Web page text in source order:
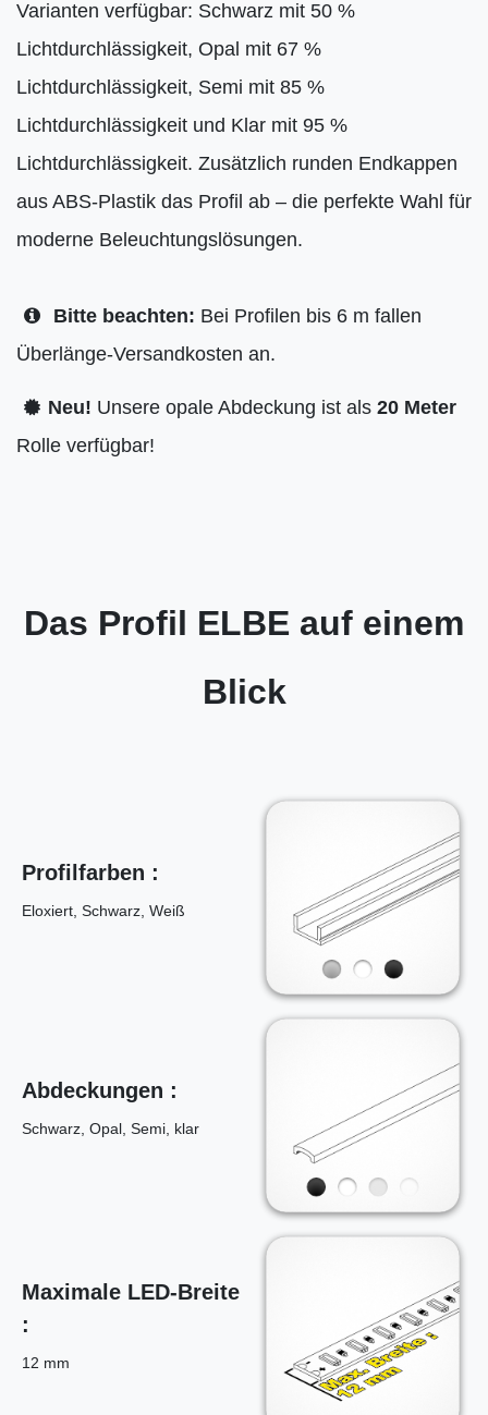
Varianten verfügbar: Schwarz mit 50 %
Lichtdurchlässigkeit, Opal mit 67 %
Lichtdurchlässigkeit, Semi mit 85 %
Lichtdurchlässigkeit und Klar mit 95 %
Lichtdurchlässigkeit. Zusätzlich runden Endkappen
aus ABS-Plastik das Profil ab – die perfekte Wahl für
moderne Beleuchtungslösungen.
Bitte beachten: Bei Profilen bis 6 m fallen
Überlänge-Versandkosten an.
Neu! Unsere opale Abdeckung ist als 20 Meter
Rolle verfügbar!
Das Profil ELBE auf einem
Blick
Profilfarben :
Eloxiert, Schwarz, Weiß
Abdeckungen :
Schwarz, Opal, Semi, klar
Maximale LED-Breite
:
12 mm